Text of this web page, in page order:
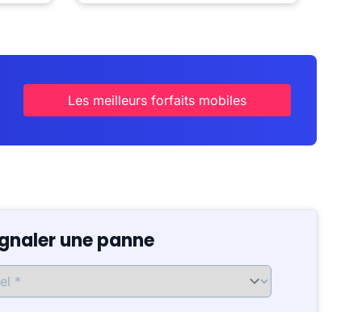
Les meilleurs forfaits mobiles
une panne